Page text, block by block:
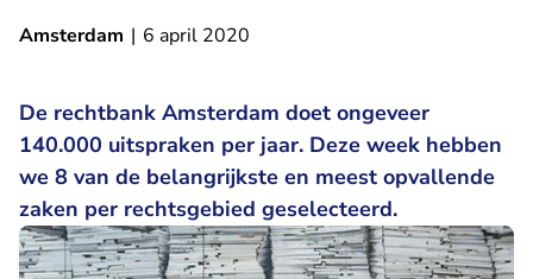
Amsterdam | 6 april 2020
De rechtbank Amsterdam doet ongeveer
140.000 uitspraken per jaar. Deze week hebben
we 8 van de belangrijkste en meest opvallende
zaken per rechtsgebied geselecteerd.